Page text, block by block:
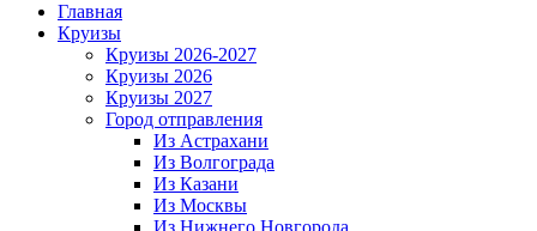
Главная
Круизы
Круизы 2026-2027
Круизы 2026
Круизы 2027
Город отправления
Из Астрахани
Из Волгограда
Из Казани
Из Москвы
Из Нижнего Новгорода